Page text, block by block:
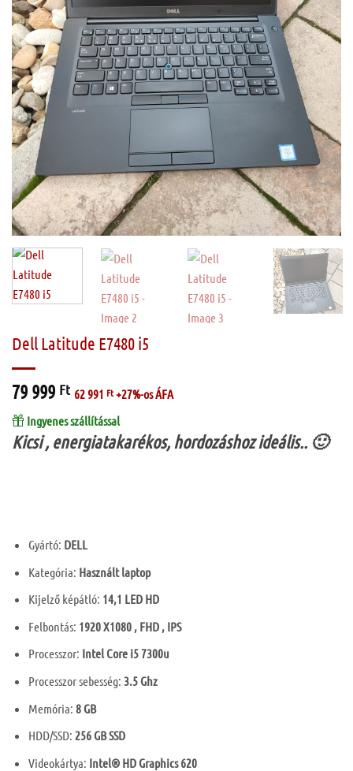
Dell Latitude E7480 i5
79 999 Ft 62 991 Ft+27%-os ÁFA
Ingyenes szállítással
Kicsi , energiatakarékos, hordozáshoz ideális.. 🙂
Gyártó: DELL
Kategória: Használt laptop
Kijelző képátló: 14,1 LED HD
Felbontás: 1920 X1080 , FHD , IPS
Processzor: Intel Core i5 7300u
Processzor sebesség: 3.5 Ghz
Memória: 8 GB
HDD/SSD: 256 GB SSD
Videokártya: Intel® HD Graphics 620